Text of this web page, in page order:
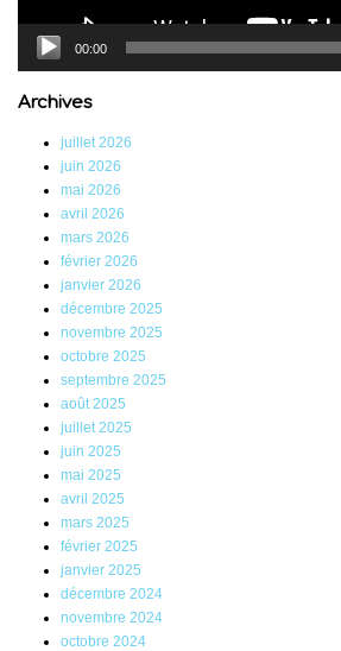
00:00
Archives
juillet 2026
juin 2026
mai 2026
avril 2026
mars 2026
février 2026
janvier 2026
décembre 2025
novembre 2025
octobre 2025
septembre 2025
août 2025
juillet 2025
juin 2025
mai 2025
avril 2025
mars 2025
février 2025
janvier 2025
décembre 2024
novembre 2024
octobre 2024